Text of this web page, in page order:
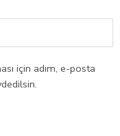
için adım, e-posta